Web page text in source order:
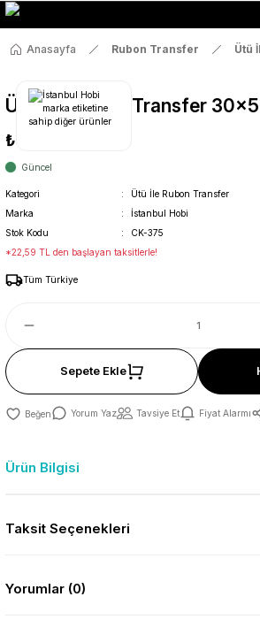
Size Özel "HG10" Koduyla Sepette Hemen
Anasayfa Rubon Transfer Ütü
Ütü İle Rub On Transfer
₺119
Güncel
Kategori
Ütü İle Rubon Transfer
Marka
İstanbul Hobi
Stok Kodu
CK-375
*22,59 TL den başlayan taksitlerle!
Tüm Türkiye
Sepete Ekle
Yorum Yaz Tavsiye Et Fiyat Alarmı
Ürün Bilgisi
Taksit Seçenekleri
Yorumlar (0)